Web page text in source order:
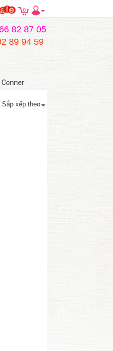
0
82 87 05
89 94 59
Conner
Sắp xếp theo